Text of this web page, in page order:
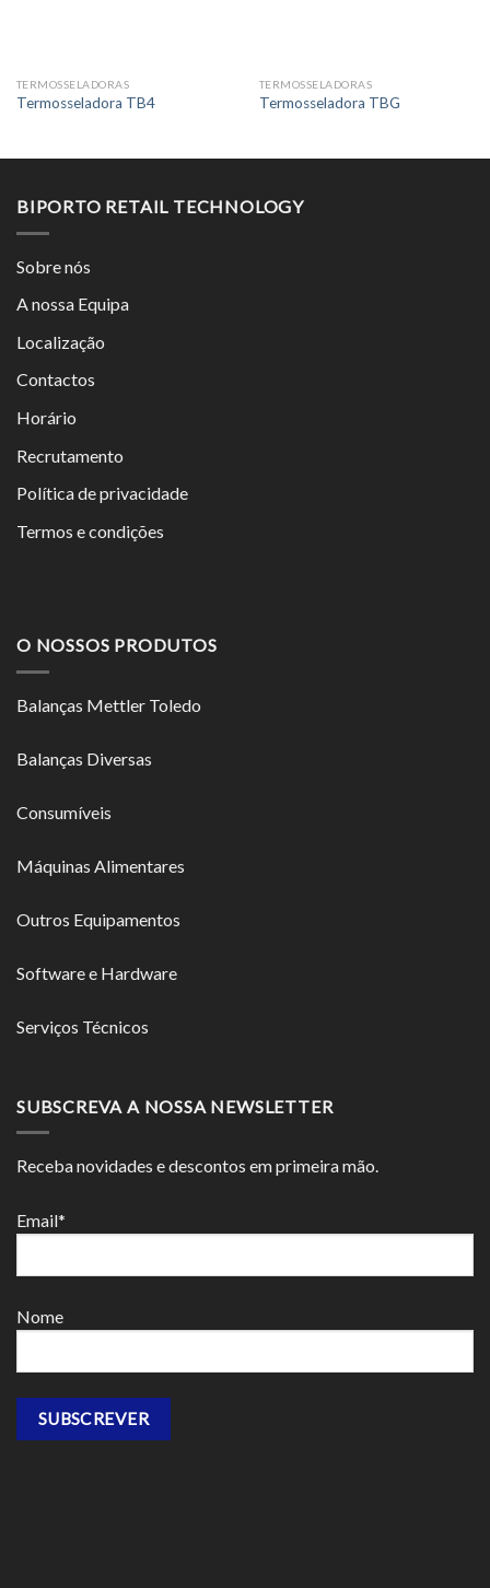
TERMOSSELADORAS
Termosseladora TB4
TERMOSSELADORAS
Termosseladora TBG
BIPORTO RETAIL TECHNOLOGY
Sobre nós
A nossa Equipa
Localização
Contactos
Horário
Recrutamento
Política de privacidade
Termos e condições
O NOSSOS PRODUTOS
Balanças Mettler Toledo
Balanças Diversas
Consumíveis
Máquinas Alimentares
Outros Equipamentos
Software e Hardware
Serviços Técnicos
SUBSCREVA A NOSSA NEWSLETTER
Receba novidades e descontos em primeira mão.
Email*
Nome